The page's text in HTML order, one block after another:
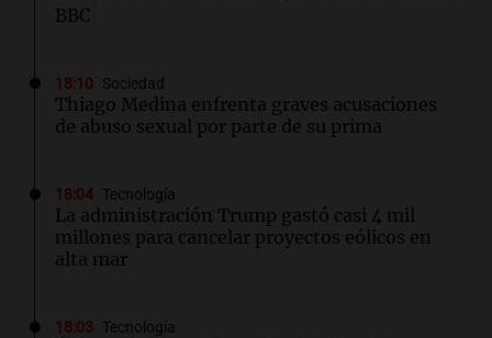
BBC
18:10 Sociedad
Thiago Medina enfrenta graves acusaciones
de abuso sexual por parte de su prima
18:04 Tecnología
La administración Trump gastó casi 4 mil
millones para cancelar proyectos eólicos en
alta mar
18:03 Tecnología